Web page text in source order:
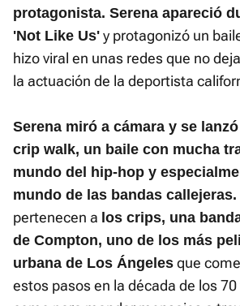
protagonista. Serena apareció
'Not Like Us' y protagonizó un
hizo viral en unas redes que no
la actuación de la deportista
Serena miró a cámara y se
crip walk, un baile con mucha
mundo del hip-hop y
mundo de las bandas callejeras.
pertenecen a los crips, una
de Compton, uno de los más
urbana de Los Ángeles que
estos pasos en la década de los